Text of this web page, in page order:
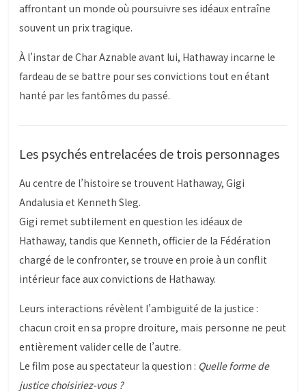
affrontant un monde où poursuivre ses idéaux entraîne
souvent un prix tragique.
À l’instar de Char Aznable avant lui, Hathaway incarne le
fardeau de se battre pour ses convictions tout en étant
hanté par les fantômes du passé.
Les psychés entrelacées de trois personnages
Au centre de l’histoire se trouvent Hathaway, Gigi
Andalusia et Kenneth Sleg.
Gigi remet subtilement en question les idéaux de
Hathaway, tandis que Kenneth, officier de la Fédération
chargé de le confronter, se trouve en proie à un conflit
intérieur face aux convictions de Hathaway.
Leurs interactions révèlent l’ambiguïté de la justice :
chacun croit en sa propre droiture, mais personne ne peut
entièrement valider celle de l’autre.
Le film pose au spectateur la question : Quelle forme de
justice choisiriez-vous ?